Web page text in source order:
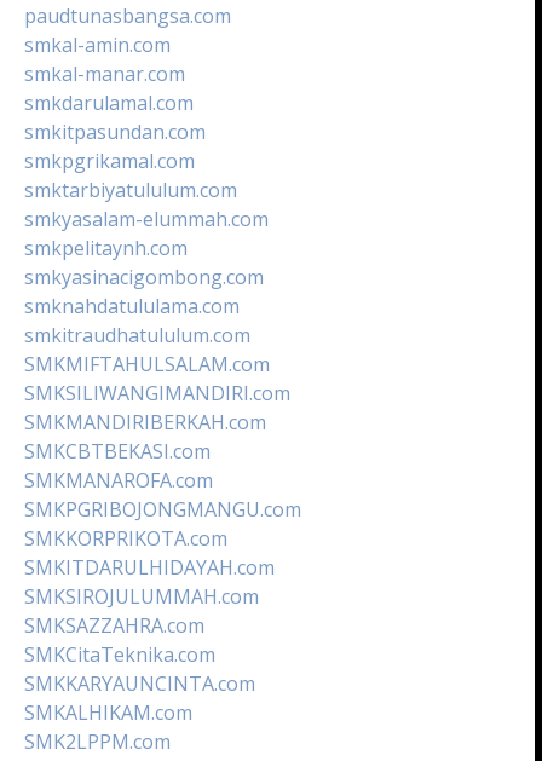
paudtunasbangsa.com
smkal-amin.com
smkal-manar.com
smkdarulamal.com
smkitpasundan.com
smkpgrikamal.com
smktarbiyatululum.com
smkyasalam-elummah.com
smkpelitaynh.com
smkyasinacigombong.com
smknahdatululama.com
smkitraudhatululum.com
SMKMIFTAHULSALAM.com
SMKSILIWANGIMANDIRI.com
SMKMANDIRIBERKAH.com
SMKCBTBEKASI.com
SMKMANAROFA.com
SMKPGRIBOJONGMANGU.com
SMKKORPRIKOTA.com
SMKITDARULHIDAYAH.com
SMKSIROJULUMMAH.com
SMKSAZZAHRA.com
SMKCitaTeknika.com
SMKKARYAUNCINTA.com
SMKALHIKAM.com
SMK2LPPM.com